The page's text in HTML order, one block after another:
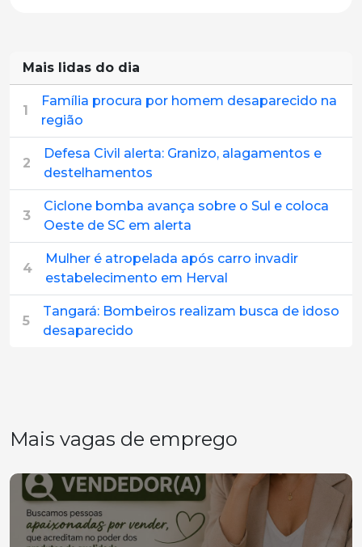
Mais lidas do dia
1
Família procura por homem desaparecido na
região
2
Defesa Civil alerta: Granizo, alagamentos e
destelhamentos
3
Ciclone bomba avança sobre o Sul e coloca
Oeste de SC em alerta
4
Mulher é atropelada após carro invadir
estabelecimento em Herval
5
Tangará: Bombeiros realizam busca de idoso
desaparecido
Mais vagas de emprego